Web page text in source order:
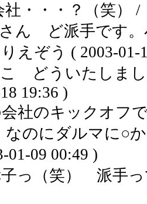
社・・・？（笑） /
ん ど派手です。
えぞう ( 2003-01-
どういたしま
19:36 )
社のキックオフ
なのにダルマに○
01-09 00:49 )
子っ（笑） 派手